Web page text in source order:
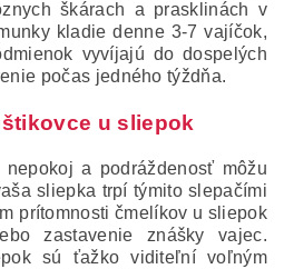
škárach a prasklinách v
kladie denne 3-7 vajíčok,
vyvíjajú do dospelých
počas jedného týždňa.
u sliepok
a podráždenosť môžu
sliepka trpí týmito slepačími
prítomnosti čmelíkov u sliepok
zastavenie znášky vajec.
sú ťažko viditeľní voľným